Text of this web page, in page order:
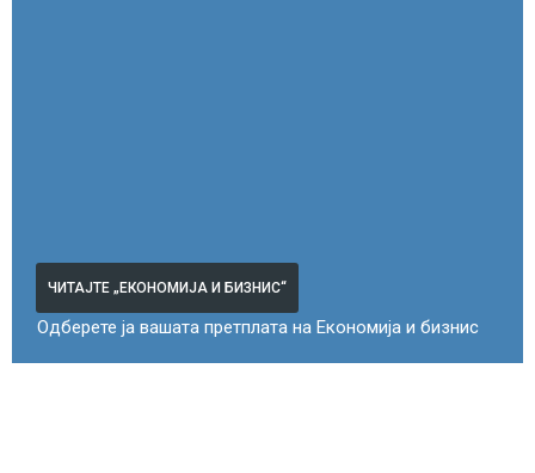
ЧИТАЈТЕ „ЕКОНОМИЈА И БИЗНИС“
Одберете ја вашата претплата на Економија и бизнис